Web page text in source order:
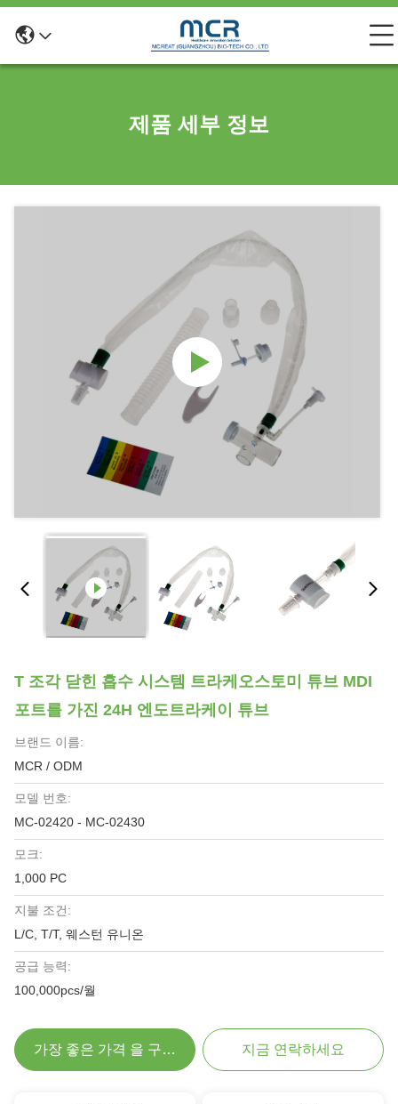
제품 세부 정보
T 조각 닫힌 흡수 시스템 트라케오스토미 튜브 MDI
포트를 가진 24H 엔도트라케이 튜브
브랜드 이름:
MCR / ODM
모델 번호:
MC-02420 - MC-02430
모크:
1,000 PC
지불 조건:
L/C, T/T, 웨스턴 유니온
공급 능력:
100,000pcs/월
가장 좋은 가격 을 구하라 지금 연락하세요